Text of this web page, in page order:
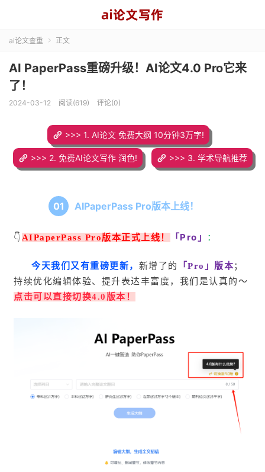
ai论文查重  正文
AI PaperPass重磅升级！AI论文4.0 Pro它来
了！
2024-03-12 阅读(619) 评论(0)
>>> 1. AI论文 免费大纲 10分钟3万字!
>>> 2. 免费AI论文写作 润色! >>> 3. 学术导航推荐
01 AIPaperPass Pro版本上线！
👇 AIPaperPass Pro版本正式上线！ 「Pro」 ：
今天我们又有重磅更新， 新增了的 「Pro」版本；
持续优化编辑体验、提升表达丰富度，我们是认真的～
点击可以直接切换4.0版本！